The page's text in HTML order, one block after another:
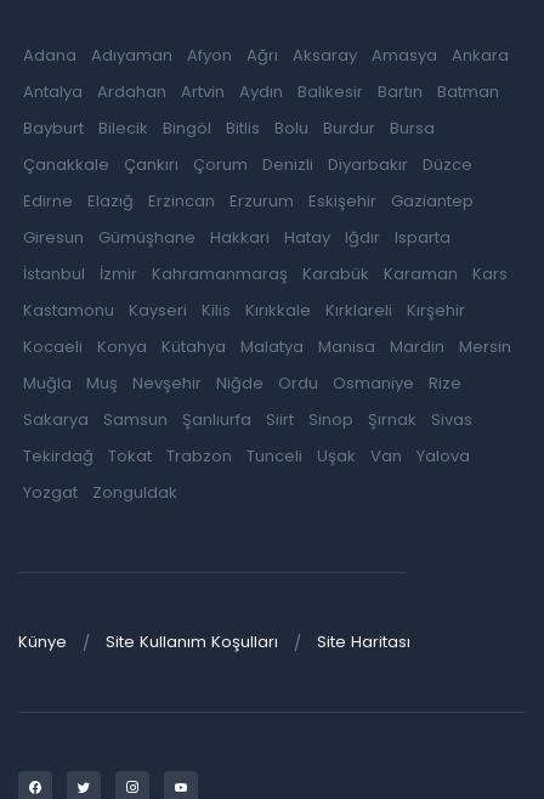
Adana Adıyaman Afyon Ağrı Aksaray Amasya
Ankara
Antalya
Ardahan Artvin Aydın Balıkesir Bartın
Batman
Bayburt
Bilecik Bingöl Bitlis Bolu Burdur
Bursa
Çanakkale
Çankırı Çorum Denizli Diyarbakır
Düzce
Edirne
Elazığ Erzincan Erzurum Eskişehir
Gaziantep
Giresun
Gümüşhane Hakkari Hatay Iğdır
Isparta
İstanbul
İzmir Kahramanmaraş Karabük Karaman
Kars
Kastamonu
Kayseri Kilis Kırıkkale Kırklareli
Kırşehir
Kocaeli
Konya Kütahya Malatya Manisa Mardin
Mersin
Muğla
Muş Nevşehir Niğde Ordu Osmaniye
Rize
Sakarya
Samsun Şanlıurfa Siirt Sinop Şırnak
Sivas
Tekirdağ
Tokat Trabzon Tunceli Uşak Van
Yalova
Yozgat
Zonguldak
Künye Site Kullanım Koşulları Site Haritası